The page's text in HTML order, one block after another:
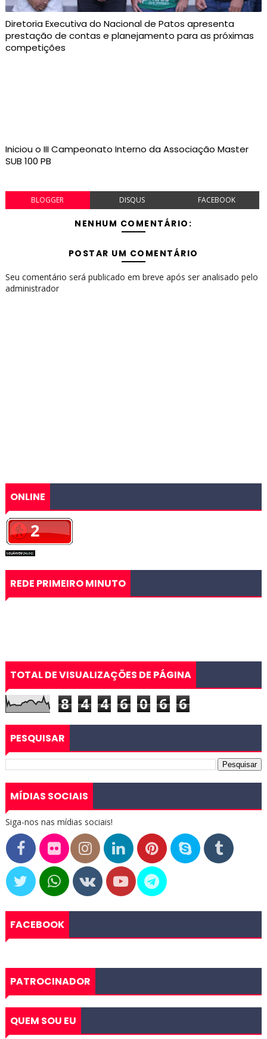
Diretoria Executiva do Nacional de Patos apresenta
prestação de contas e planejamento para as próximas
competições
Iniciou o III Campeonato Interno da Associação Master
SUB 100 PB
BLOGGER DISQUS FACEBOOK
NENHUM COMENTÁRIO:
POSTAR UM COMENTÁRIO
Seu comentário será publicado em breve após ser analisado pelo
administrador
ONLINE
REDE PRIMEIRO MINUTO
TOTAL DE VISUALIZAÇÕES DE PÁGINA
8 4 4 6 0 6 6
PESQUISAR
MÍDIAS SOCIAIS
Siga-nos nas mídias sociais!
FACEBOOK
PATROCINADOR
QUEM SOU EU